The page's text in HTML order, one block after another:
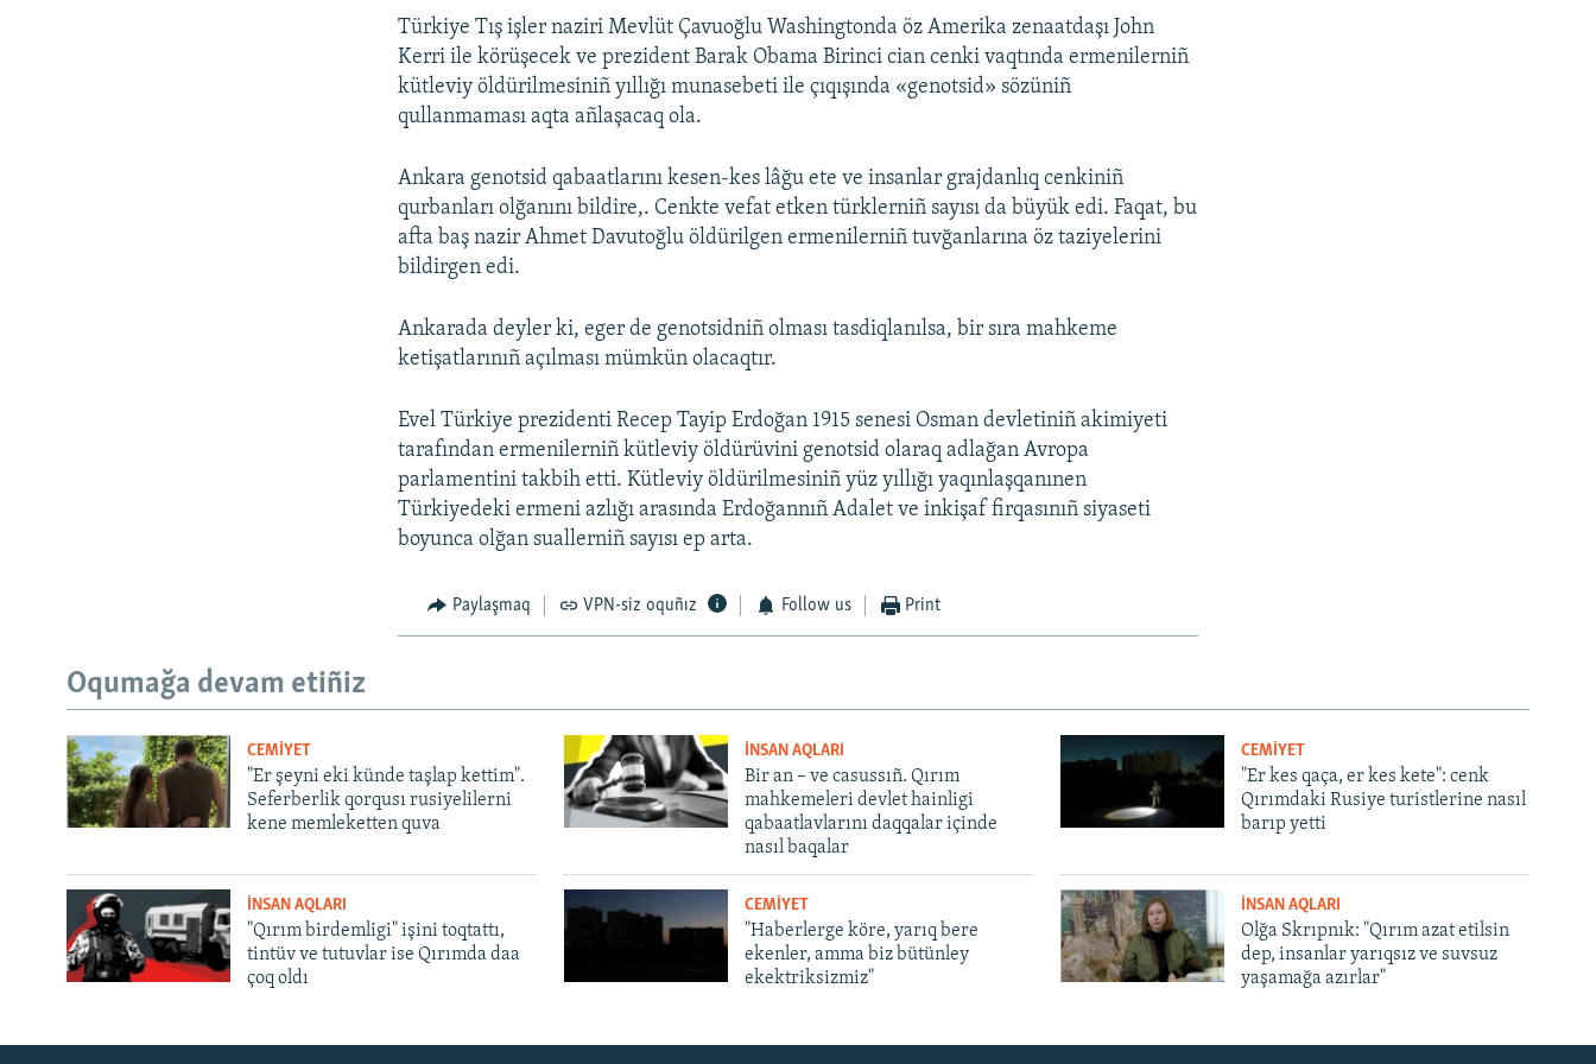
Русский
Türkiye Tış işler naziri Mevlüt Çavuoğlu Washingtonda öz Amerika zenaatdaşı John
Kerri ile körüşecek ve prezident Barak Obama Birinci cian cenki vaqtında ermenilerniñ
kütleviy öldürilmesiniñ yıllığı munasebeti ile çıqışında «genotsid» sözüniñ
qullanmaması aqta añlaşacaq ola.
Ankara genotsid qabaatlarını kesen-kes lâğu ete ve insanlar grajdanlıq cenkiniñ
qurbanları olğanını bildire,. Cenkte vefat etken türklerniñ sayısı da büyük edi. Faqat, bu
afta baş nazir Ahmet Davutoğlu öldürilgen ermenilerniñ tuvğanlarına öz taziyelerini
bildirgen edi.
Ankarada deyler ki, eger de genotsidniñ olması tasdiqlanılsa, bir sıra mahkeme
ketişatlarınıñ açılması mümkün olacaqtır.
Evel Türkiye prezidenti Recep Tayip Erdoğan 1915 senesi Osman devletiniñ akimiyeti
tarafından ermenilerniñ kütleviy öldürüvini genotsid olaraq adlağan Avropa
parlamentini takbih etti. Kütleviy öldürilmesiniñ yüz yıllığı yaqınlaşqanınen
Türkiyedeki ermeni azlığı arasında Erdoğannıñ Adalet ve inkişaf firqasınıñ siyaseti
boyunca olğan suallerniñ sayısı ep arta.
Paylaşmaq VPN-siz oquñız Follow us Print
Oqumağa devam etiñiz
CEMİYET
"Er şeyni eki künde taşlap kettim".
Seferberlik qorqusı rusiyelilerni
kene memleketten quva
İNSAN AQLARI
Bir an – ve casussıñ. Qırım
mahkemeleri devlet hainligi
qabaatlavlarını daqqalar içinde
nasıl baqalar
CEMİYET
"Er kes qaça, er kes kete": cenk
Qırımdaki Rusiye turistlerine nasıl
barıp yetti
İNSAN AQLARI
"Qırım birdemligi" işini toqtattı,
tintüv ve tutuvlar ise Qırımda daa
çoq oldı
CEMİYET
"Haberlerge köre, yarıq bere
ekenler, amma biz bütünley
ekektriksizmiz"
İNSAN AQLARI
Olğa Skrıpnık: "Qırım azat etilsin
dep, insanlar yarıqsız ve suvsuz
yaşamağa azırlar"